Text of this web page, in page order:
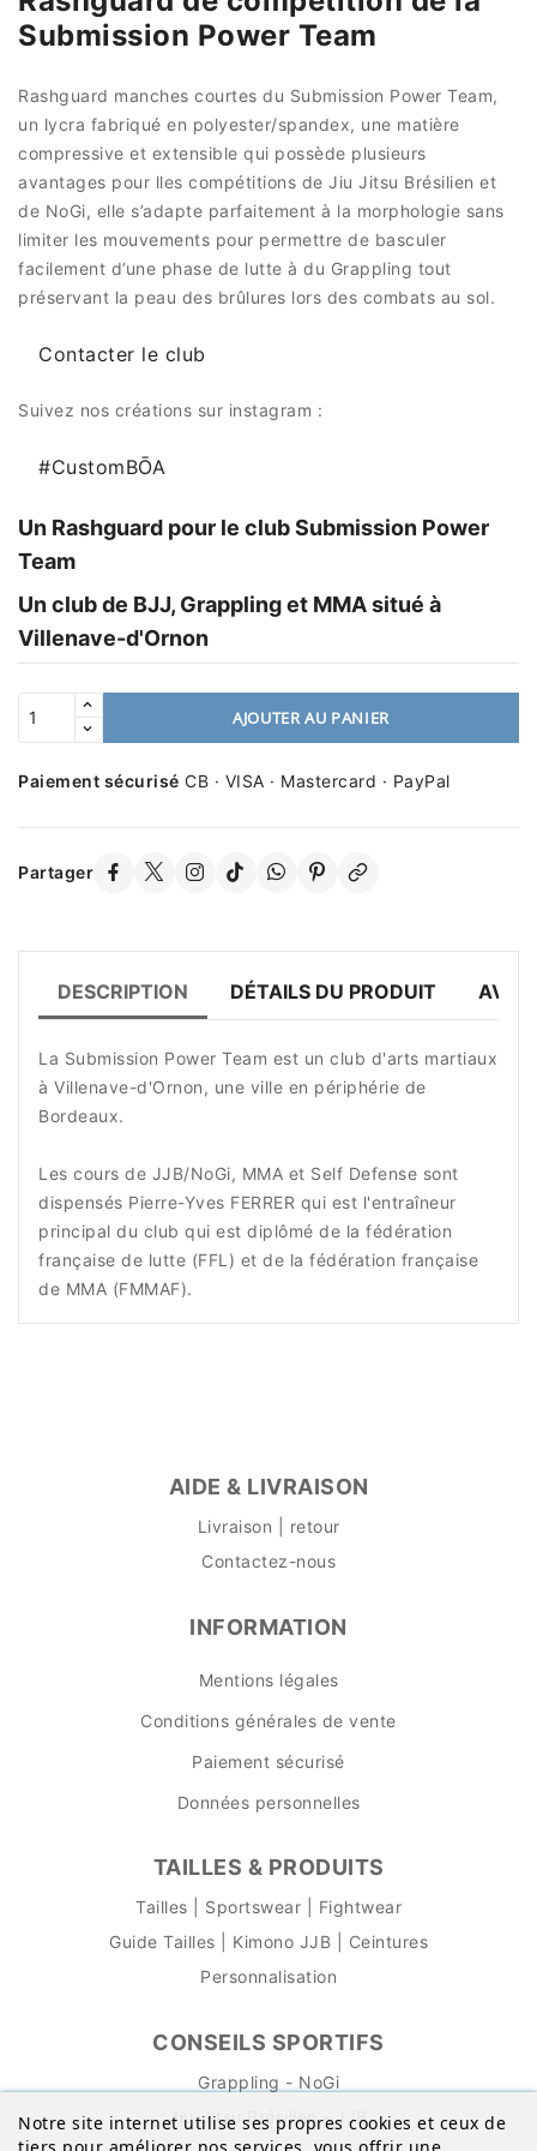
Submission Power Team
Rashguard manches courtes du Submission Power Team,
un lycra fabriqué en polyester/spandex, une matière
compressive et extensible qui possède plusieurs
avantages pour lles compétitions de Jiu Jitsu Brésilien et
de NoGi, elle s’adapte parfaitement à la morphologie sans
limiter les mouvements pour permettre de basculer
facilement d’une phase de lutte à du Grappling tout
préservant la peau des brûlures lors des combats au sol.
Contacter le club
Suivez nos créations sur instagram :
#CustomBŌA
Un Rashguard pour le club Submission Power
Team
Un club de BJJ, Grappling et MMA situé à
Villenave-d'Ornon
AJOUTER AU PANIER
Paiement sécurisé CB · VISA · Mastercard · PayPal
Partager
DESCRIPTION DÉTAILS DU PRODUIT AVIS
La Submission Power Team est un club d'arts martiaux
à Villenave-d'Ornon, une ville en périphérie de
Bordeaux.
Les cours de JJB/NoGi, MMA et Self Defense sont
dispensés Pierre-Yves FERRER qui est l'entraîneur
principal du club qui est diplômé de la fédération
française de lutte (FFL) et de la fédération française
de MMA (FMMAF).
AIDE & LIVRAISON
Livraison | retour
Contactez-nous
INFORMATION
Mentions légales
Conditions générales de vente
Paiement sécurisé
Données personnelles
TAILLES & PRODUITS
Tailles | Sportswear | Fightwear
Guide Tailles | Kimono JJB | Ceintures
Personnalisation
CONSEILS SPORTIFS
Grappling - NoGi
Jiu-Jitsu Brésilien - JJB
Notre site internet utilise ses propres cookies et ceux de